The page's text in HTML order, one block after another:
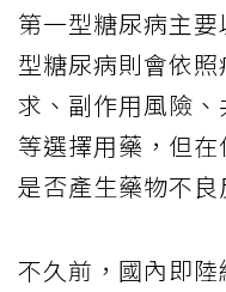
第一型糖尿病主
型糖尿病則會依
求、副作用風險
等選擇用藥，但
是否產生藥物不良
不久前，國內即